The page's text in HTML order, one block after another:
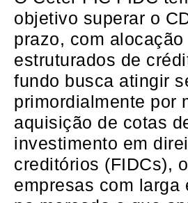
objetivo superar o
prazo, com
estruturados de
fundo busca atingir
primordialmente por
aquisição de cotas
investimento em
creditórios (FIDCs),
empresas com larga